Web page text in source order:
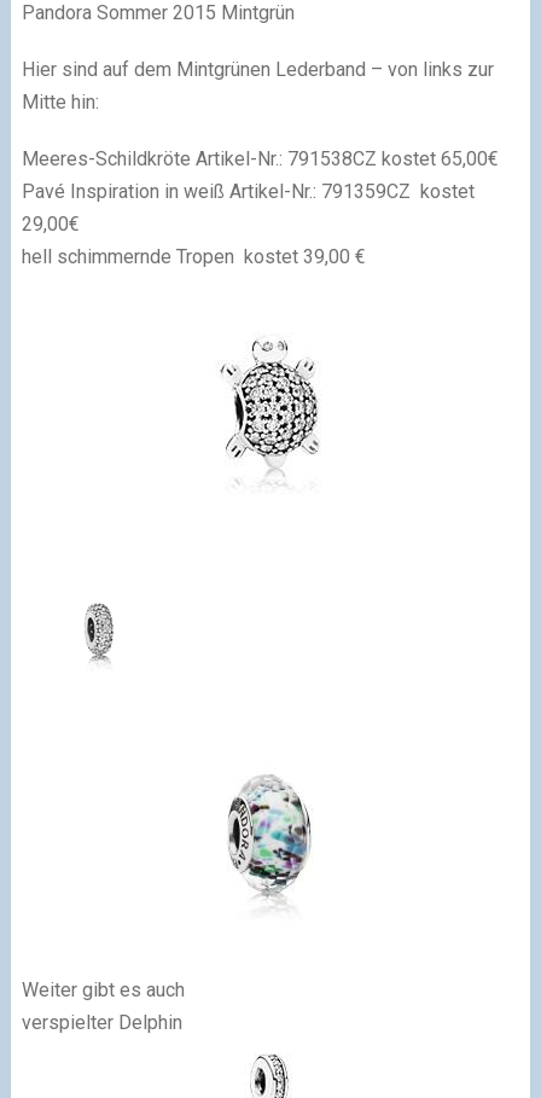
Pandora Sommer 2015 Mintgrün
Hier sind auf dem Mintgrünen Lederband – von links zur
Mitte hin:
Meeres-Schildkröte Artikel-Nr.: 791538CZ kostet 65,00€
Pavé Inspiration in weiß Artikel-Nr.: 791359CZ kostet
29,00€
hell schimmernde Tropen kostet 39,00 €
Weiter gibt es auch
verspielter Delphin